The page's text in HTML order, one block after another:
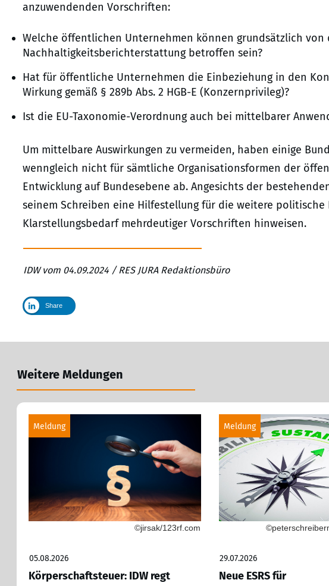
anzuwendenden Vorschriften:
Welche öffentlichen Unternehmen können grundsätzlich
Nachhaltigkeitsberichterstattung betroffen sein?
Hat für öffentliche Unternehmen die Einbeziehung in den
Wirkung gemäß § 289b Abs. 2 HGB-E (Konzernprivileg)?
Ist die EU-Taxonomie-Verordnung auch bei mittelbarer
Um mittelbare Auswirkungen zu vermeiden, haben einige
wenngleich nicht für sämtliche Organisationsformen der
Entwicklung auf Bundesebene ab. Angesichts der
seinem Schreiben eine Hilfestellung für die weitere
Klarstellungsbedarf mehrdeutiger Vorschriften hinweisen.
IDW vom 04.09.2024 / RES JURA Redaktionsbüro
Share
Weitere Meldungen
Meldung
©jirsak/123rf.com
05.08.2026
Körperschaftsteuer: IDW regt
Meldung
29.07.2026
Neue ESRS für